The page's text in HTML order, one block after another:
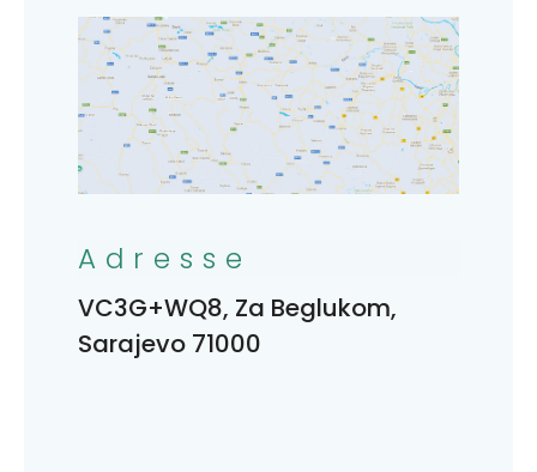
Adresse
VC3G+WQ8, Za Beglukom,
Sarajevo 71000